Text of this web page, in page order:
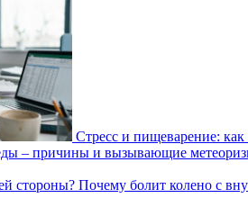
Стресс и пищеварение: как
Почему болит колено с